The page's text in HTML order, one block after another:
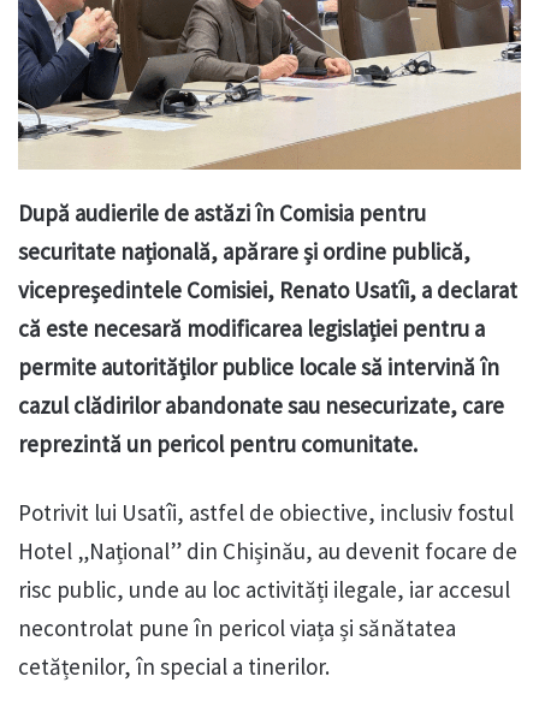
După audierile de astăzi în Comisia pentru
securitate națională, apărare și ordine publică,
vicepreședintele Comisiei, Renato Usatîi, a declarat
că este necesară modificarea legislației pentru a
permite autorităților publice locale să intervină în
cazul clădirilor abandonate sau nesecurizate, care
reprezintă un pericol pentru comunitate.
Potrivit lui Usatîi, astfel de obiective, inclusiv fostul
Hotel „Național” din Chișinău, au devenit focare de
risc public, unde au loc activități ilegale, iar accesul
necontrolat pune în pericol viața și sănătatea
cetățenilor, în special a tinerilor.